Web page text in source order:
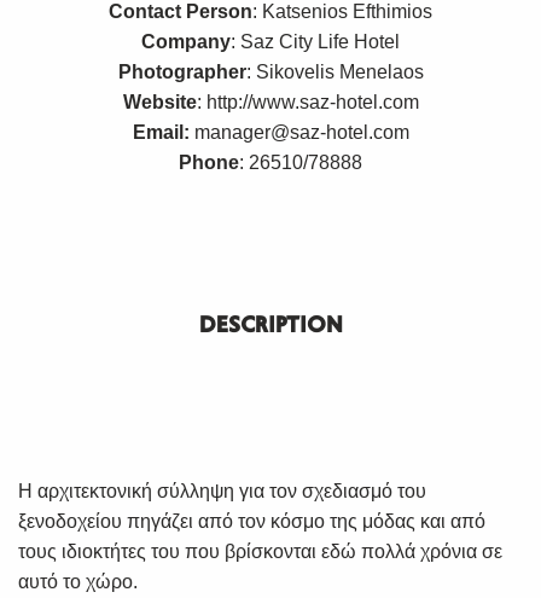
Contact Person: Katsenios Efthimios
Company: Saz City Life Hotel
Photographer: Sikovelis Menelaos
Website: http://www.saz-hotel.com
Email: manager@saz-hotel.com
Phone: 26510/78888
DESCRIPTION
Η αρχιτεκτονική σύλληψη για τον σχεδιασμό του
ξενοδοχείου πηγάζει από τον κόσμο της μόδας και από
τους ιδιοκτήτες του που βρίσκονται εδώ πολλά χρόνια σε
αυτό το χώρο.